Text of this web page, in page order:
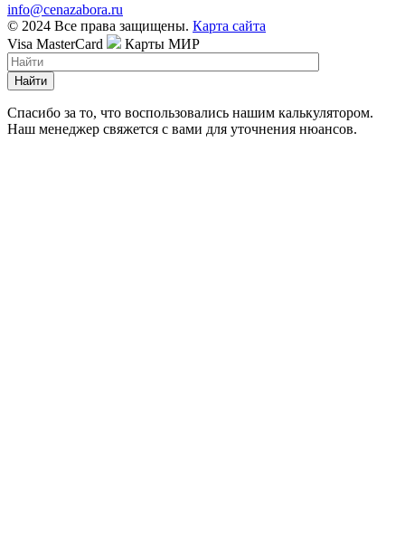
info@cenazabora.ru
© 2024 Все права защищены. Карта сайта
Visa MasterCard Карты МИР
Найти
Спасибо за то, что воспользовались нашим калькулятором.
Наш менеджер свяжется с вами для уточнения нюансов.